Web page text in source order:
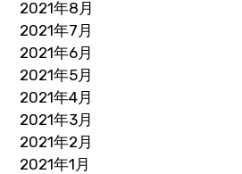
2021年8月
2021年7月
2021年6月
2021年5月
2021年4月
2021年3月
2021年2月
2021年1月